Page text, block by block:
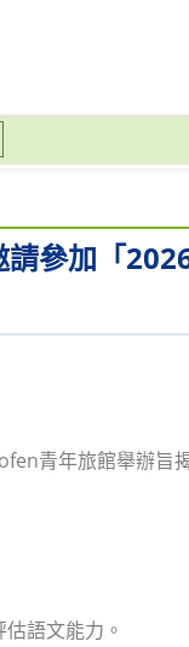
參加「
青年旅館舉辦旨
語文能力。